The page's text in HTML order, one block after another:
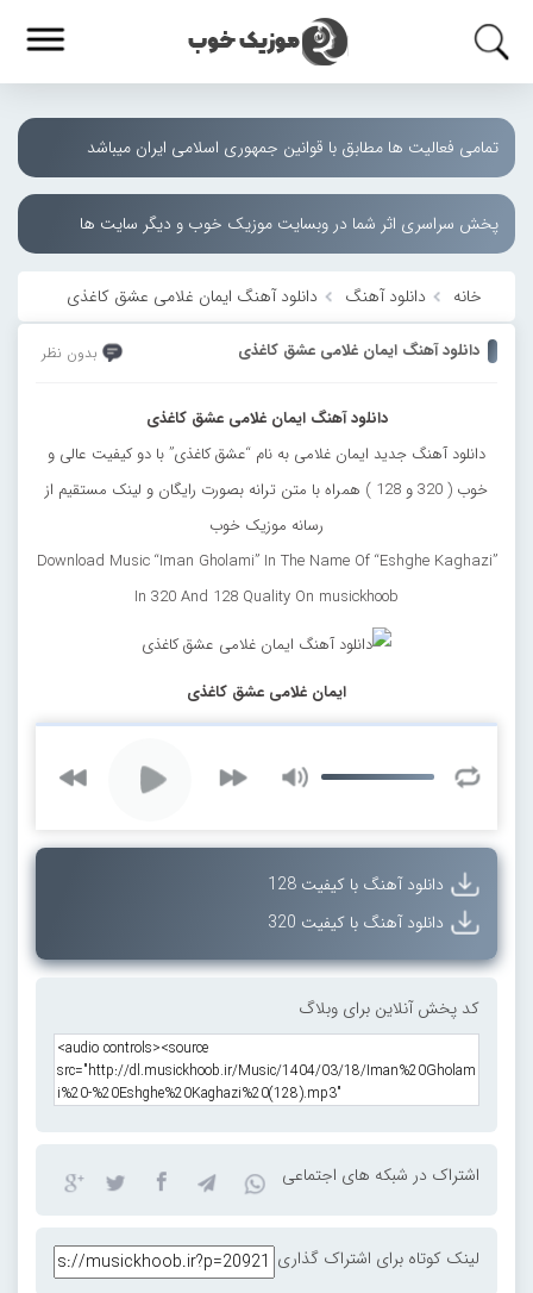
تمامی فعالیت ها مطابق با قوانین جمهوری اسلامی ایران میباشد
پخش سراسری اثر شما در وبسایت موزیک خوب و دیگر سایت ها
خانه دانلود آهنگ دانلود آهنگ ایمان غلامی عشق کاغذی
دانلود آهنگ ایمان غلامی عشق کاغذی بدون نظر
دانلود آهنگ ایمان غلامی عشق کاغذی
دانلود آهنگ جدید ایمان غلامی به نام “عشق کاغذی” با دو کیفیت عالی و
خوب ( 320 و 128 ) همراه با متن ترانه بصورت رایگان و لینک مستقیم از
رسانه موزیک خوب
Download Music “Iman Gholami” In The Name Of “Eshghe Kaghazi”
In 320 And 128 Quality On musickhoob
ایمان غلامی عشق کاغذی
دانلود آهنگ با کیفیت 128
دانلود آهنگ با کیفیت 320
کد پخش آنلاین برای وبلاگ
اشتراک در شبکه های اجتماعی
لینک کوتاه برای اشتراک گذاری